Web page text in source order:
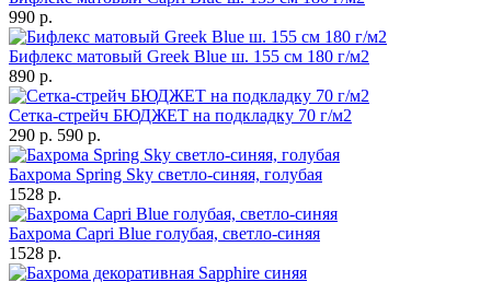
990 р.
Бифлекс матовый Greek Blue ш. 155 см 180 г/м2
890 р.
Сетка-стрейч БЮДЖЕТ на подкладку 70 г/м2
290 р. 590 р.
Бахрома Spring Sky светло-синяя, голубая
1528 р.
Бахрома Capri Blue голубая, светло-синяя
1528 р.